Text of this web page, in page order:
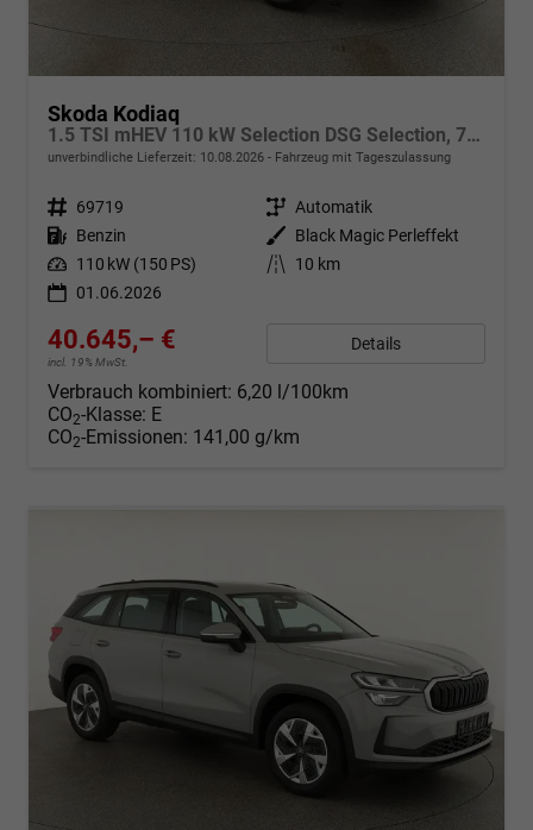
Skoda Kodiaq
1.5 TSI mHEV 110 kW Selection DSG Selection, 7-Sitzer, AHK, Navi, Side, Kamera, Winter, 4 J.- Garantie
unverbindliche Lieferzeit: 10.08.2026 Fahrzeug mit Tageszulassung
Fahrzeugnr. 69719 Getriebe Automatik
Kraftstoff Benzin Außenfarbe
Black Magic Perleffekt
Leistung 110 kW (150 PS) Kilometerstand
10 km
01.06.2026
40.645,– €
incl. 19% MwSt.
Details
Verbrauch kombiniert: 6,20 l/100km
CO2-Klasse: E
CO2-Emissionen: 141,00 g/km